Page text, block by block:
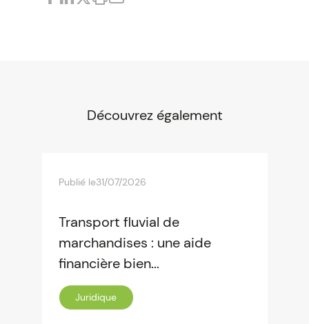
Découvrez également
Publié le31/07/2026
Transport fluvial de
marchandises : une aide
financière bien...
Juridique